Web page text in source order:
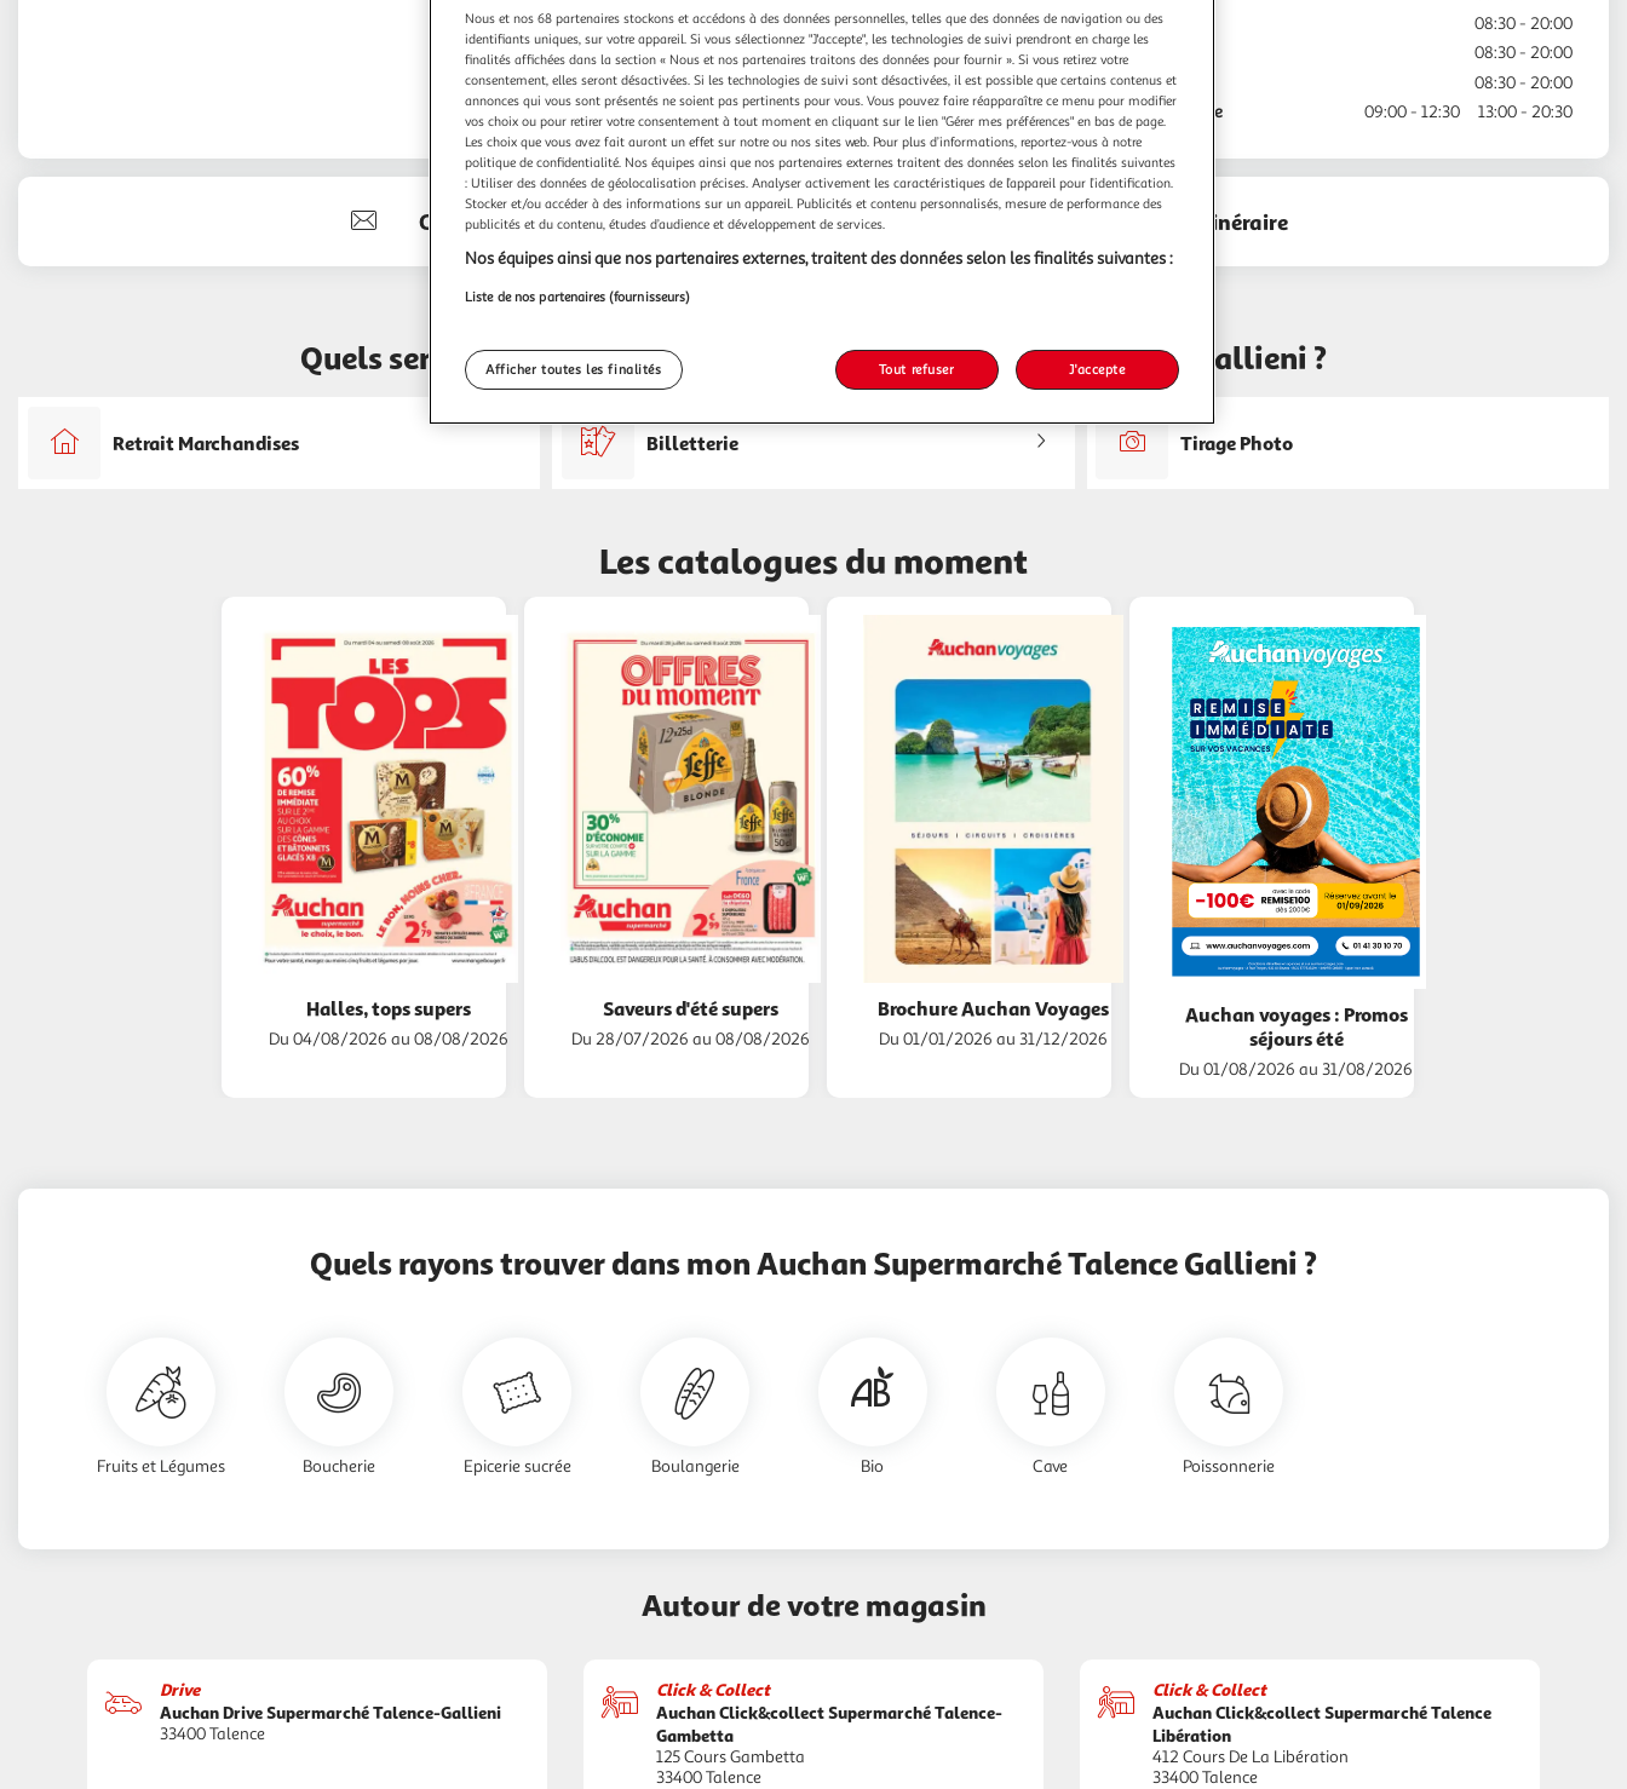
Jeudi
08:30 - 20:00
08:30 - 20:00
Samedi
08:30 - 20:00
Dimanche
09:00 - 12:30 13:00 - 20:30
Contact Espace sourds 05.56.98.95.25 Voir l'itinéraire
Quels services trouver dans mon Auchan Supermarché Talence Gallieni ?
Retrait Marchandises Billetterie Tirage Photo
Les catalogues du moment
Halles, tops supers
Du 04/08/2026 au 08/08/2026
Saveurs d'été supers
Du 28/07/2026 au 08/08/2026
Brochure Auchan Voyages
Du 01/01/2026 au 31/12/2026
Auchan voyages : Promos
séjours été
Du 01/08/2026 au 31/08/2026
Quels rayons trouver dans mon Auchan Supermarché Talence Gallieni ?
Fruits et Légumes Boucherie Epicerie sucrée Boulangerie Bio Cave Poissonnerie
Autour de votre magasin
Drive
Auchan Drive Supermarché Talence-Gallieni
33400 Talence
Click & Collect
Auchan Click&collect Supermarché Talence-
Gambetta
125 Cours Gambetta
33400 Talence
Click & Collect
Auchan Click&collect Supermarché Talence
Libération
412 Cours De La Libération
33400 Talence
Nous et nos 68 partenaires stockons et accédons à des données personnelles, telles que des données de navigation ou des
identifiants uniques, sur votre appareil. Si vous sélectionnez "J'accepte", les technologies de suivi prendront en charge les
finalités affichées dans la section « Nous et nos partenaires traitons des données pour fournir ». Si vous retirez votre
consentement, elles seront désactivées. Si les technologies de suivi sont désactivées, il est possible que certains contenus et
annonces qui vous sont présentés ne soient pas pertinents pour vous. Vous pouvez faire réapparaître ce menu pour modifier
vos choix ou pour retirer votre consentement à tout moment en cliquant sur le lien "Gérer mes préférences" en bas de page.
Les choix que vous avez fait auront un effet sur notre ou nos sites web. Pour plus d’informations, reportez-vous à notre
politique de confidentialité. Nos équipes ainsi que nos partenaires externes traitent des données selon les finalités suivantes
: Utiliser des données de géolocalisation précises. Analyser activement les caractéristiques de l’appareil pour l’identification.
Stocker et/ou accéder à des informations sur un appareil. Publicités et contenu personnalisés, mesure de performance des
publicités et du contenu, études d’audience et développement de services.
Nos équipes ainsi que nos partenaires externes, traitent des données selon les finalités suivantes :
Liste de nos partenaires (fournisseurs)
Afficher toutes les finalités Tout refuser J'accepte